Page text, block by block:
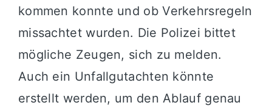
kommen konnte und ob Verkehrsregeln
missachtet wurden. Die Polizei bittet
mögliche Zeugen, sich zu melden.
Auch ein Unfallgutachten könnte
erstellt werden, um den Ablauf genau